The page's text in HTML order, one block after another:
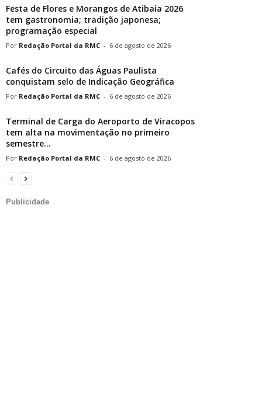
Festa de Flores e Morangos de Atibaia 2026
tem gastronomia; tradição japonesa;
programação especial
Redação Portal da RMC - 6 de agosto de 2026
Cafés do Circuito das Águas Paulista
conquistam selo de Indicação Geográfica
Redação Portal da RMC - 6 de agosto de 2026
Terminal de Carga do Aeroporto de Viracopos
tem alta na movimentação no primeiro
semestre...
Redação Portal da RMC - 6 de agosto de 2026
Publicidade